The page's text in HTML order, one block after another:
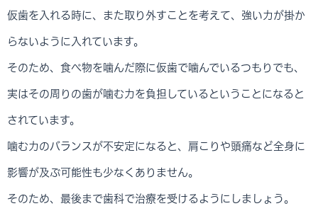
仮歯を入れる時に、また取り外すことを考えて、強い力が掛か
らないように入れています。
そのため、食べ物を噛んだ際に仮歯で噛んでいるつもりでも、
実はその周りの歯が噛む力を負担しているということになると
されています。
噛む力のバランスが不安定になると、肩こりや頭痛など全身に
影響が及ぶ可能性も少なくありません。
そのため、最後まで歯科で治療を受けるようにしましょう。